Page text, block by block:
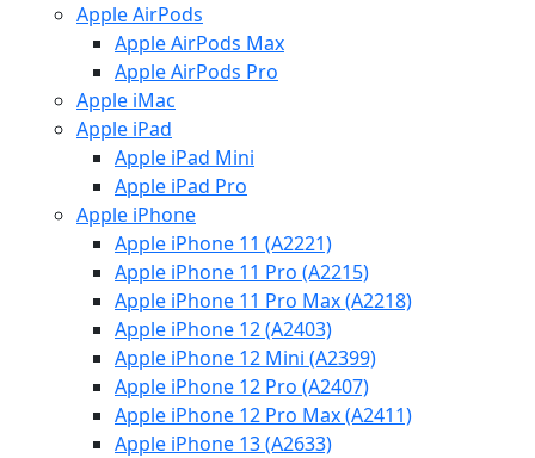
Apple AirPods
Apple AirPods Max
Apple AirPods Pro
Apple iMac
Apple iPad
Apple iPad Mini
Apple iPad Pro
Apple iPhone
Apple iPhone 11 (A2221)
Apple iPhone 11 Pro (A2215)
Apple iPhone 11 Pro Max (A2218)
Apple iPhone 12 (A2403)
Apple iPhone 12 Mini (A2399)
Apple iPhone 12 Pro (A2407)
Apple iPhone 12 Pro Max (A2411)
Apple iPhone 13 (A2633)